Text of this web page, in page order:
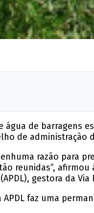
água de barragens
de administração
razão para
reunidas”,
gestora da
APDL faz uma